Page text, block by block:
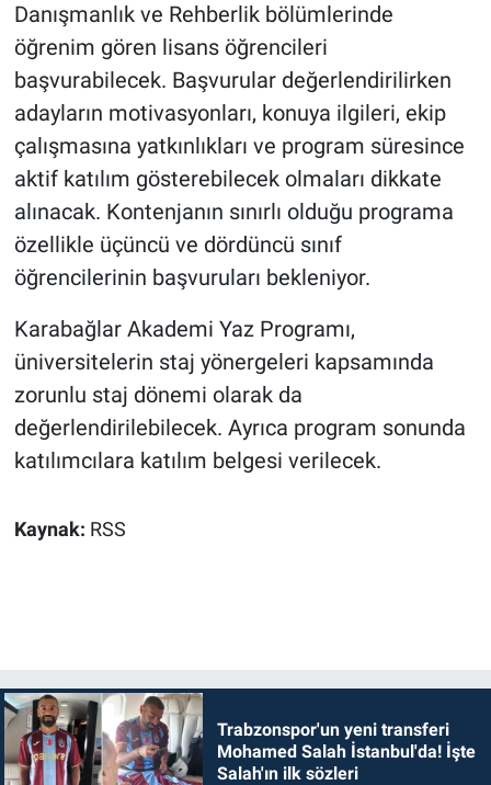
Danışmanlık ve Rehberlik bölümlerinde
öğrenim gören lisans öğrencileri
başvurabilecek. Başvurular değerlendirilirken
adayların motivasyonları, konuya ilgileri, ekip
çalışmasına yatkınlıkları ve program süresince
aktif katılım gösterebilecek olmaları dikkate
alınacak. Kontenjanın sınırlı olduğu programa
özellikle üçüncü ve dördüncü sınıf
öğrencilerinin başvuruları bekleniyor.
Karabağlar Akademi Yaz Programı,
üniversitelerin staj yönergeleri kapsamında
zorunlu staj dönemi olarak da
değerlendirilebilecek. Ayrıca program sonunda
katılımcılara katılım belgesi verilecek.
Kaynak: RSS
Trabzonspor'un yeni transferi
Mohamed Salah İstanbul'da! İşte
Salah'ın ilk sözleri